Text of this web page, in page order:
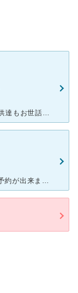
私が子供の頃からお世話になっており、自分の子供達もお世話になっています。人気ぐあるので、いつも混んでいますが、しっかりあらゆる可能性を判断し的確な診断をしてくれます。年末年始に赤ちゃんが風邪を引き原因
携帯電話、パソコン、電話(自動受付)から24時間予約が出来ます(初診もできる)都合が悪くなったら予約取り消しもできます。予約制でも混んでる時は待ち時間が長いときがありますが、予約制のおかげで無駄な待ち